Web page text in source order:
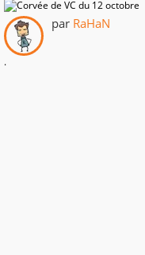
par RaHaN
.